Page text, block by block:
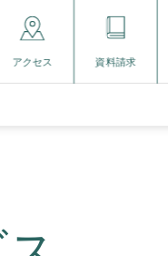
アクセス 資料請求